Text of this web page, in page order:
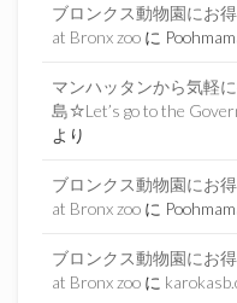
ブロンクス動物園にお
at Bronx zoo に
マンハッタンから気軽
島☆Let’s go to the
より
ブロンクス動物園にお
at Bronx zoo に
ブロンクス動物園にお
at Bronx zoo に